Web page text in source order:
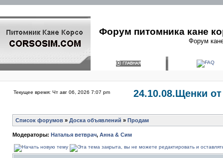
Форум питомника кане
Форум
Текущее время: Чт авг 06, 2026 7:07 pm 24.10.08.Щенки
Список форумов » Доска объявлений » Продам
Модераторы: Наталья ветврач, Анна & Сим